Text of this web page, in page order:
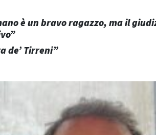
è un bravo ragazzo, ma il
de’ Tirreni”